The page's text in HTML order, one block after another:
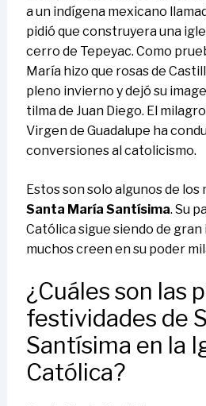
a un indígena mexicano
pidió que construyera una
cerro de Tepeyac. Como
María hizo que rosas de
pleno invierno y dejó su
tilma de Juan Diego. El
Virgen de Guadalupe ha
conversiones al catolicismo.
Estos son solo algunos de
Santa María Santísima. Su
Católica sigue siendo de
muchos creen en su poder
¿Cuáles son las
festividades de
Santísima en la
Católica?